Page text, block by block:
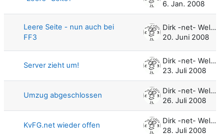
6. Jan. 2008
Leere Seite - nun auch bei
FF3
Dirk -net- Weller
20. Juni 2008
Server zieht um!
Dirk -net- Weller
23. Juli 2008
Umzug abgeschlossen
Dirk -net- Weller
26. Juli 2008
KvFG.net wieder offen
Dirk -net- Weller
28. Juli 2008